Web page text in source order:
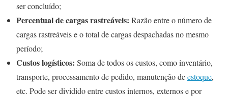
ser concluído;
Percentual de cargas rastreáveis: Razão entre o número de
cargas rastreáveis e o total de cargas despachadas no mesmo
período;
Custos logísticos: Soma de todos os custos, como inventário,
transporte, processamento de pedido, manutenção deestoque,
etc. Pode ser dividido entre custos internos, externos e por